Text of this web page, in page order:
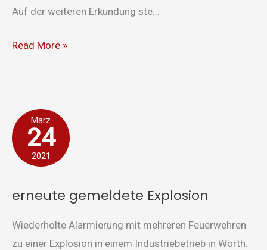
Auf der weiteren Erkundung ste...
Read More »
März
24
2021
erneute gemeldete Explosion
Wiederholte Alarmierung mit mehreren Feuerwehren
zu einer Explosion in einem Industriebetrieb in Wörth.
erneute
gemeldete
Explosion